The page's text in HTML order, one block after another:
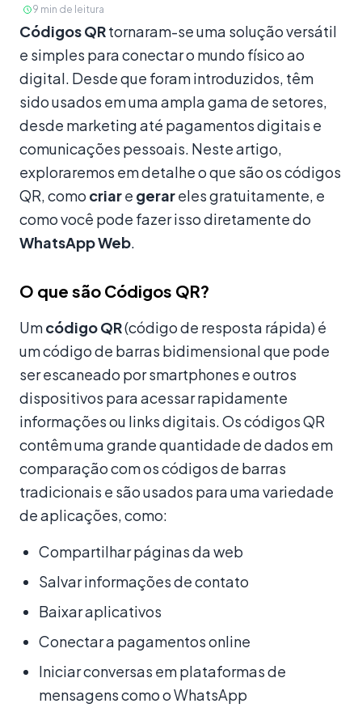
9 min de leitura
Conteúdo
Códigos QRtornaram-se uma solução versátil
e simples para conectar o mundo físico ao
digital. Desde que foram introduzidos, têm
sido usados em uma ampla gama de setores,
desde marketing até pagamentos digitais e
comunicações pessoais. Neste artigo,
exploraremos em detalhe o que são os códigos
QR, como criare gerareles gratuitamente, e
como você pode fazer isso diretamente do
WhatsApp Web
O que são Códigos QR?
Umcódigo QR(código de resposta rápida) é
um código de barras bidimensional que pode
ser escaneado por smartphones e outros
dispositivos para acessar rapidamente
informações ou links digitais. Os códigos QR
contêm uma grande quantidade de dados em
comparação com os códigos de barras
tradicionais e são usados para uma variedade
de aplicações, como:
Compartilhar páginas da web
Salvar informações de contato
Baixar aplicativos
Conectar a pagamentos online
Iniciar conversas em plataformas de
mensagens como o WhatsApp